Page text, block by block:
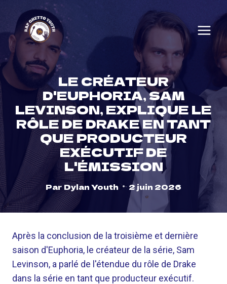
content
LE CRÉATEUR
D'EUPHORIA, SAM
LEVINSON, EXPLIQUE LE
RÔLE DE DRAKE EN TANT
QUE PRODUCTEUR
EXÉCUTIF DE
L'ÉMISSION
ParDylan Youth 2 juin 2026
Après la conclusion de la troisième et dernière
saison d'Euphoria, le créateur de la série, Sam
Levinson, a parlé de l'étendue du rôle de Drake
dans la série en tant que producteur exécutif.